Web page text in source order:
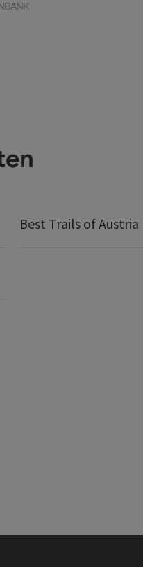
Best Trails of Austria